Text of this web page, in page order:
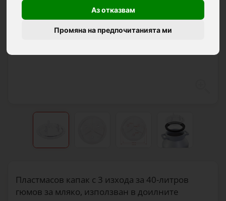
Аз отказвам
Промяна на предпочитанията ми
Пластмасов капак с 3 изхода за 40-литров
гюмов за мляко, използван в доилните